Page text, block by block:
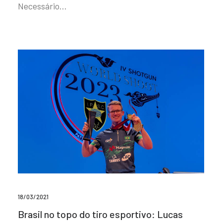
Necessário…
18/03/2021
Brasil no topo do tiro esportivo: Lucas